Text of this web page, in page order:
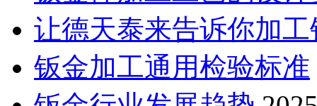
让德天泰来告诉你加
钣金加工通用检验标准